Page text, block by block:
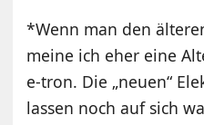
*Wenn man den
meine ich eher eine
e-tron. Die „neuen“
lassen noch auf sich